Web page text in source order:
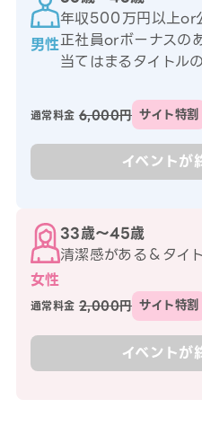
男性
年収500万円以上or
正社員orボーナスの
当てはまるタイトル
通常料金 6,000円 サイト特割
イベントが
女性
33歳〜45歳
清潔感がある＆タイ
通常料金 2,000円 サイト特割
イベントが